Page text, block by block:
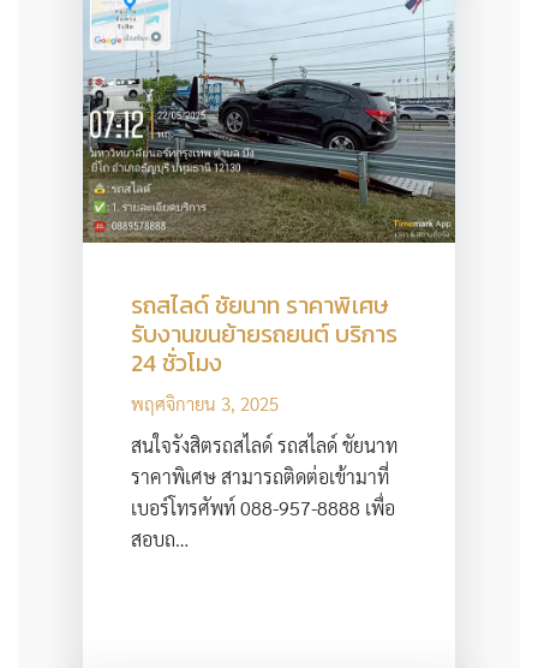
รถสไลด์ ชัยนาท ราคาพิเศษ
รับงานขนย้ายรถยนต์ บริการ
24 ชั่วโมง
พฤศจิกายน 3, 2025
สนใจรังสิตรถสไลด์ รถสไลด์ ชัยนาท
ราคาพิเศษ สามารถติดต่อเข้ามาที่
เบอร์โทรศัพท์ 088-957-8888 เพื่อ
สอบถ…